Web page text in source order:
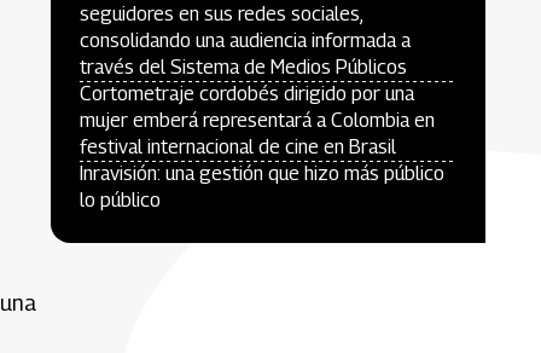
seguidores en sus redes sociales,
consolidando una audiencia informada a
través del Sistema de Medios Públicos
Cortometraje cordobés dirigido por una
mujer emberá representará a Colombia en
festival internacional de cine en Brasil
Inravisión: una gestión que hizo más público
lo público